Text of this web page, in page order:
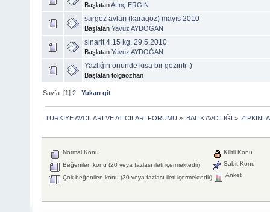
BaşlatanAtınç ERGİN
sargoz avları (karagöz) mayıs 2010
Başlatan Yavuz AYDOĞAN
sinarit 4.15 kg, 29.5.2010
Başlatan Yavuz AYDOĞAN
Yazlığın önünde kısa bir gezinti :)
Başlatan tolgaozhan
Sayfa: [1]2 Yukarı git
TURKIYE AVCILARI VE ATICILARI FORUMU » BALIK AVCILIĞI »
Normal Konu
Beğenilen konu (20 veya fazlası ileti içermektedir)
Çok beğenilen konu (30 veya fazlası ileti içermektedir)
Kilitli Konu
Sabit Konu
Anket